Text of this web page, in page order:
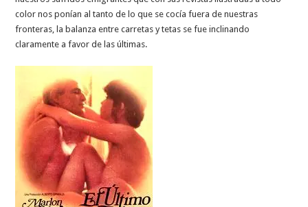
color nos ponían al tanto de lo que se cocía fuera de nuestras
fronteras, la balanza entre carretas y tetas se fue inclinando
claramente a favor de las últimas.